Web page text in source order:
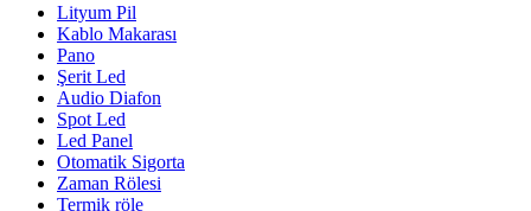
Lityum Pil
Kablo Makarası
Pano
Şerit Led
Audio Diafon
Spot Led
Led Panel
Otomatik Sigorta
Zaman Rölesi
Termik röle